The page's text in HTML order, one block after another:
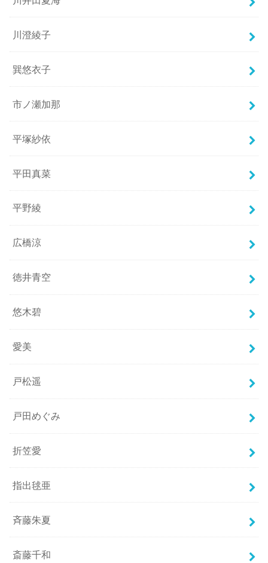
川澄綾子
巽悠衣子
市ノ瀬加那
平塚紗依
平田真菜
平野綾
広橋涼
徳井青空
悠木碧
愛美
戸松遥
戸田めぐみ
折笠愛
指出毬亜
斉藤朱夏
斎藤千和